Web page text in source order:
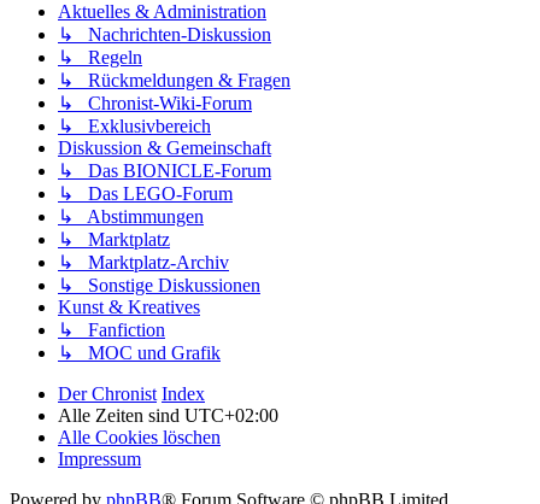
Aktuelles & Administration
↳ Nachrichten-Diskussion
↳ Regeln
↳ Rückmeldungen & Fragen
↳ Chronist-Wiki-Forum
↳ Exklusivbereich
Diskussion & Gemeinschaft
↳ Das BIONICLE-Forum
↳ Das LEGO-Forum
↳ Abstimmungen
↳ Marktplatz
↳ Marktplatz-Archiv
↳ Sonstige Diskussionen
Kunst & Kreatives
↳ Fanfiction
↳ MOC und Grafik
Der Chronist Index
Alle Zeiten sind UTC+02:00
Alle Cookies löschen
Impressum